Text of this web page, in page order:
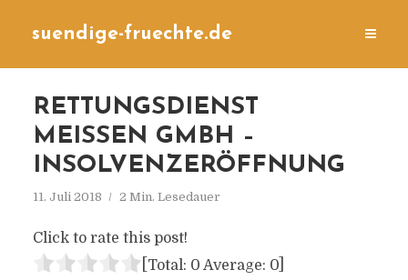
suendige-fruechte.de
RETTUNGSDIENST
MEISSEN GMBH – I
NSOLVENZERÖFFNUNG
11. Juli 2018 2 Min. Lesedauer
Click to rate this post!
[Total: 0 Average: 0]